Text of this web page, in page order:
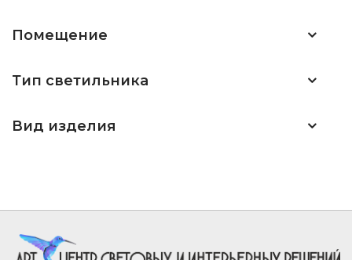
Помещение
Тип светильника
Вид изделия